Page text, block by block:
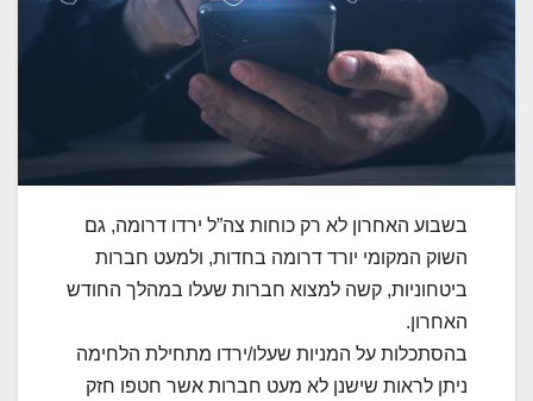
בשבוע האחרון לא רק כוחות צה”ל ירדו דרומה, גם
השוק המקומי יורד דרומה בחדות, ולמעט חברות
ביטחוניות, קשה למצוא חברות שעלו במהלך החודש
האחרון.
בהסתכלות על המניות שעלו/ירדו מתחילת הלחימה
ניתן לראות שישנן לא מעט חברות אשר חטפו חזק